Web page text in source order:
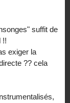
suffit de
!!
exiger la
?? cela